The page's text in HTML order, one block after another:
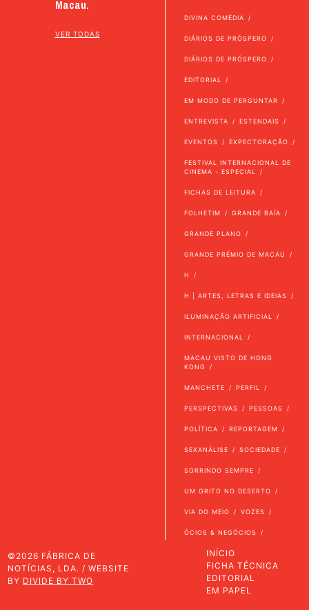
Macau.
VER TODAS
DIVINA COMÉDIA
DIÁRIOS DE PRÓSPERO
DIÁRIOS DE PRÓSPERO
EDITORIAL
EM MODO DE PERGUNTAR
ENTREVISTA ESTENDAIS
EVENTOS EXPECTORAÇÃO
FESTIVAL INTERNACIONAL DE
CINEMA - ESPECIAL
FICHAS DE LEITURA
FOLHETIM GRANDE BAÍA
GRANDE PLANO
GRANDE PRÉMIO DE MACAU
H
H | ARTES, LETRAS E IDEIAS
ILUMINAÇÃO ARTIFICIAL
INTERNACIONAL
MACAU VISTO DE HONG
KONG
MANCHETE PERFIL
PERSPECTIVAS PESSOAS
POLÍTICA REPORTAGEM
SEXANÁLISE SOCIEDADE
SORRINDO SEMPRE
UM GRITO NO DESERTO
VIA DO MEIO VOZES
ÓCIOS & NEGÓCIOS
©2026 FÁBRICA DE
NOTÍCIAS, LDA. / WEBSITE
BY DIVIDE BY TWO
INÍCIO
FICHA TÉCNICA
EDITORIAL
EM PAPEL